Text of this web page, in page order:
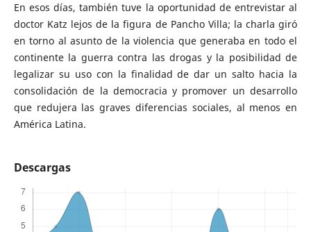
En esos días, también tuve la oportunidad de entrevistar al
doctor Katz lejos de la figura de Pancho Villa; la charla giró
en torno al asunto de la violencia que generaba en todo el
continente la guerra contra las drogas y la posibilidad de
legalizar su uso con la finalidad de dar un salto hacia la
consolidación de la democracia y promover un desarrollo
que redujera las graves diferencias sociales, al menos en
América Latina.
Descargas